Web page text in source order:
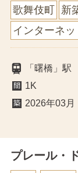
歌舞伎町
新
インターネ
「曙橋」
1K
2026年03月
プレール・